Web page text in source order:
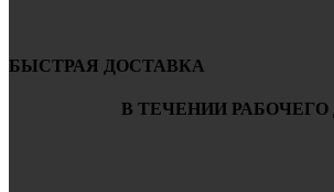
БЫСТРАЯ ДОСТАВКА
В ТЕЧЕНИИ РАБОЧЕГО